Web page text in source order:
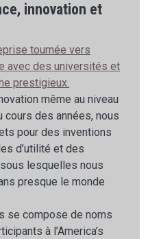
innovation et
tournée vers
avec des universités et
prestigieux.
même au niveau
des années, nous
pour des inventions
d’utilité et des
lesquelles nous
presque le monde
se compose de noms
à l’America’s